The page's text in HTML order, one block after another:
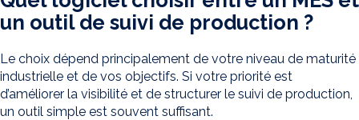
un outil de suivi de production ?
Le choix dépend principalement de votre niveau de maturité
industrielle et de vos objectifs. Si votre priorité est
d’améliorer la visibilité et de structurer le suivi de production,
un outil simple est souvent suffisant.